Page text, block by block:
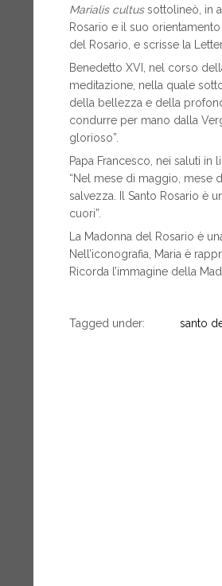
Marialis cultussottolineò, in
Rosario e il suo
del Rosario, e scrisse la
Benedetto XVI, nel corso
meditazione, nella quale
della bellezza e della
condurre per mano dalla
glorioso”.
Papa Francesco, nei saluti
“Nel mese di maggio, mese
salvezza. Il Santo Rosario è
cuori”.
La Madonna del Rosario è
Nell’iconografia, Maria è
Ricorda l’immagine della
Tagged under: santo